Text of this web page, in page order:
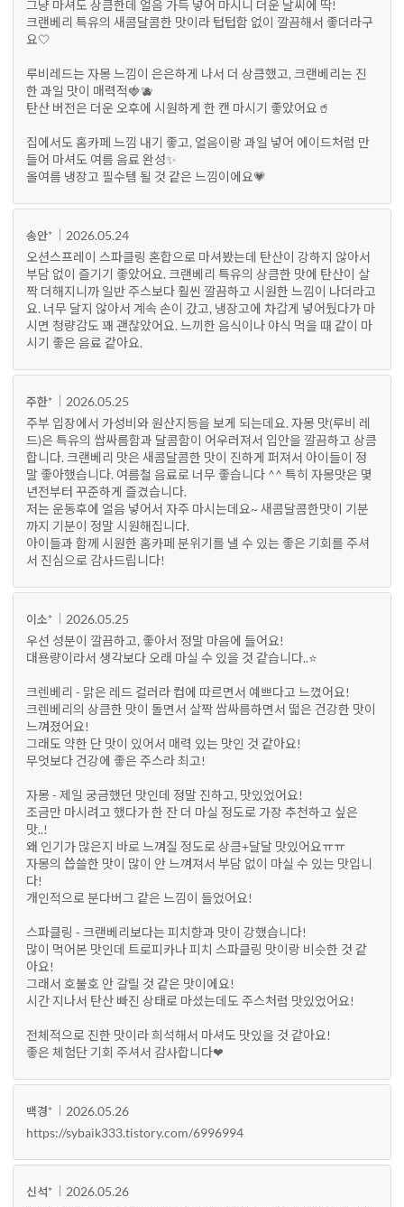
그냥 마셔도 상큼한데 얼음 가득 넣어 마시니 더운 날씨에 딱!
크랜베리 특유의 새콤달콤한 맛이라 텁텁함 없이 깔끔해서 좋더라구
요🤍
루비레드는 자몽 느낌이 은은하게 나서 더 상큼했고, 크랜베리는 진
한 과일 맛이 매력적🍓🫐
탄산 버전은 더운 오후에 시원하게 한 캔 마시기 좋았어요🥤
집에서도 홈카페 느낌 내기 좋고, 얼음이랑 과일 넣어 에이드처럼 만
들어 마셔도 여름 음료 완성✨
올여름 냉장고 필수템 될 것 같은 느낌이에요💗
송안*
2026.05.24
오션스프레이 스파클링 혼합으로 마셔봤는데 탄산이 강하지 않아서
부담 없이 즐기기 좋았어요. 크랜베리 특유의 상큼한 맛에 탄산이 살
짝 더해지니까 일반 주스보다 훨씬 깔끔하고 시원한 느낌이 나더라고
요. 너무 달지 않아서 계속 손이 갔고, 냉장고에 차갑게 넣어뒀다가 마
시면 청량감도 꽤 괜찮았어요. 느끼한 음식이나 야식 먹을 때 같이 마
시기 좋은 음료 같아요.
주한*
2026.05.25
주부 입장에서 가성비와 원산지등을 보게 되는데요. 자몽 맛(루비 레
드)은 특유의 쌉싸름함과 달콤함이 어우러져서 입안을 깔끔하고 상큼
합니다. 크랜베리 맛은 새콤달콤한 맛이 진하게 퍼져서 아이들이 정
말 좋아했습니다. 여름철 음료로 너무 좋습니다 ^^ 특히 자몽맛은 몇
년전부터 꾸준하게 즐겼습니다.
저는 운동후에 얼음 넣어서 자주 마시는데요~ 새콤달콤한맛이 기분
까지 기분이 정말 시원해집니다.
아이들과 함께 시원한 홈카페 분위기를 낼 수 있는 좋은 기회를 주셔
서 진심으로 감사드립니다!
이소*
2026.05.25
우선 성분이 깔끔하고, 좋아서 정말 마음에 들어요!
대용량이라서 생각보다 오래 마실 수 있을 것 같습니다..⭐
크렌베리 - 맑은 레드 컬러라 컵에 따르면서 예쁘다고 느꼈어요!
크렌베리의 상큼한 맛이 돌면서 살짝 쌉싸름하면서 떫은 건강한 맛이
느껴졌어요!
그래도 약한 단 맛이 있어서 매력 있는 맛인 것 같아요!
무엇보다 건강에 좋은 주스라 최고!
자몽 - 제일 궁금했던 맛인데 정말 진하고, 맛있었어요!
조금만 마시려고 했다가 한 잔 더 마실 정도로 가장 추천하고 싶은
맛..!
왜 인기가 많은지 바로 느껴질 정도로 상큼+달달 맛있어요ㅠㅠ
자몽의 씁쓸한 맛이 많이 안 느껴져서 부담 없이 마실 수 있는 맛입니
다!
개인적으로 분다버그 같은 느낌이 들었어요!
스파클링 - 크랜베리보다는 피치향과 맛이 강했습니다!
많이 먹어본 맛인데 트로피카나 피치 스파클링 맛이랑 비슷한 것 같
아요!
그래서 호불호 안 갈릴 것 같은 맛이에요!
시간 지나서 탄산 빠진 상태로 마셨는데도 주스처럼 맛있었어요!
전체적으로 진한 맛이라 희석해서 마셔도 맛있을 것 같아요!
좋은 체험단 기회 주셔서 감사합니다❤
백경*
2026.05.26
https://sybaik333.tistory.com/6996994
신석*
2026.05.26